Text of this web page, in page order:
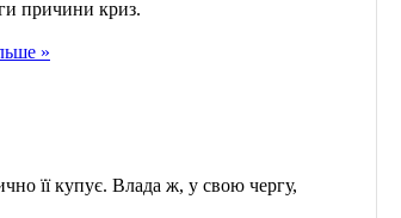
причини криз.
»
її купує. Влада ж, у свою чергу,